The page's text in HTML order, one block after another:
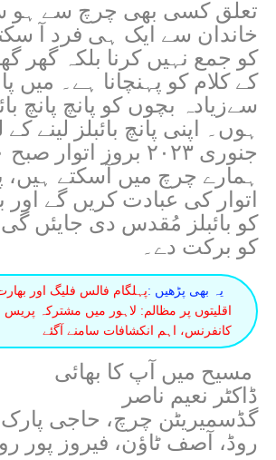
تعلق کسی بھی چرچ سے ہو
خاندان سے ایک ہی فرد آ سکتا
کو جمع نہیں کرنا بلکہ گھر
کے کلام کو پہنچانا ہے۔ میں
سےزیادہ بچوں کو پانچ پانچ
ہمارے چرچ میں آسکتے ہیں،
اتوار کی عبادت کریں گے
کو بائبلز مُقدس دی جایئں
کو برکت دے۔
یہ بھی پڑھیں :پہلگام فالس فلیگ اور
اقلیتوں پر مظالم: لاہور میں مشترکہ پریس
کانفرنس، اہم انکشافات سامنے آگئے
مسیح میں آپ کا بھائی
ڈاکٹر نعیم ناصر
روڈ، آصف ٹاؤن، فیروز پور